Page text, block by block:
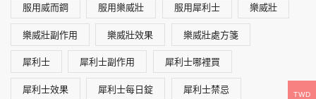
服用威而鋼 服用樂威壯 服用犀利士 樂威壯
樂威壯副作用 樂威壯效果 樂威壯處方箋
犀利士 犀利士副作用 犀利士哪裡買
犀利士效果 犀利士每日錠 犀利士禁忌 TWD